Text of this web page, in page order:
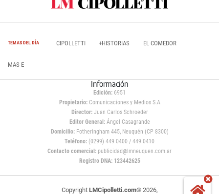
TEMAS DEL DÍA CIPOLLETTI +HISTORIAS EL COMEDOR
MAS E
Información
Edición: 6951
Propietario:Comunicaciones y Medios S.A
Director: Juan Carlos Schroeder
Editor General:Ángel Casagrande
Domicilio:Fotheringham 445, Neuquén (CP 8300)
Teléfono: (0299) 449 0400 / 449 0410
Contacto comercial: publicidad@lmneuquen.com.ar
Registro DNA: 123442625
Copyright LMCipolletti.com© 2026,